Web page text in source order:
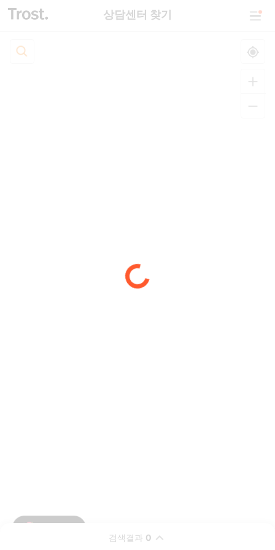
상담센터 찾기
검색결과 0